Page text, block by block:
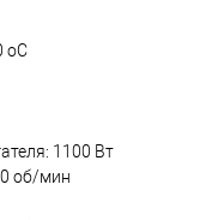
oC
1100 Вт
об/мин